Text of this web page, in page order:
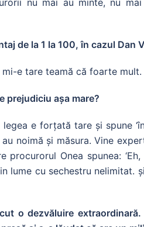
nu mai au minte, nu
de la 1 la 100, în cazul Dan
e tare teamă că foarte
prejudiciu așa mare?
legea e forțată tare și spune
noimă și măsura. Vine
procurorul Onea spunea:
lume cu sechestru nelimitat.
o dezvăluire